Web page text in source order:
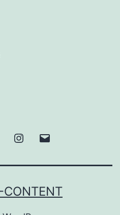
Twitter Instagram
CONTENT